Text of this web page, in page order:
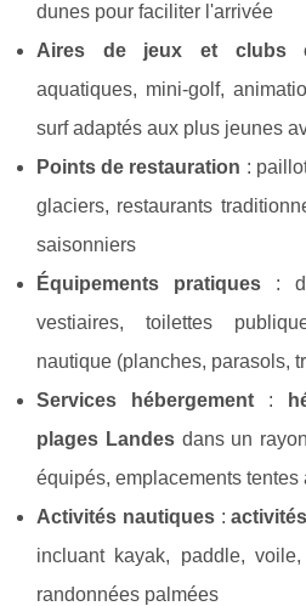
dunes pour faciliter l'arrivée
Aires de jeux et clubs
aquatiques, mini-golf,
surf adaptés aux plus jeunes
Points de restauration :
glaciers, restaurants
saisonniers
Équipements pratiques :
vestiaires, toilettes
nautique (planches, parasols,
Services hébergement:
plages Landesdans un
équipés, emplacements tentes
Activités nautiques:
incluant kayak, paddle,
randonnées palmées